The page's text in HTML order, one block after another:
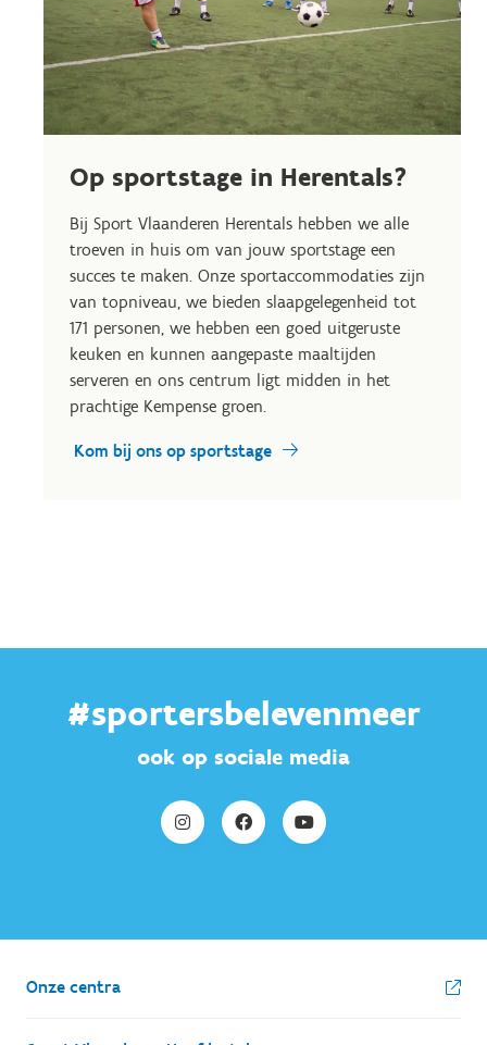
Op sportstage in Herentals?
Bij Sport Vlaanderen Herentals hebben we alle
troeven in huis om van jouw sportstage een
succes te maken. Onze sportaccommodaties zijn
van topniveau, we bieden slaapgelegenheid tot
171 personen, we hebben een goed uitgeruste
keuken en kunnen aangepaste maaltijden
serveren en ons centrum ligt midden in het
prachtige Kempense groen.
Kom bij ons op sportstage
#sportersbelevenmeer
ook op sociale media
Onze centra